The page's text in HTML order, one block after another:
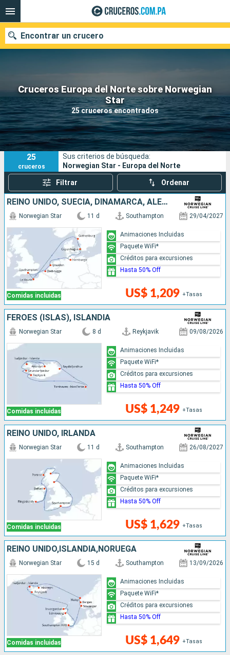
Cruceros Europa del Norte sobre Norwegian
Star
25 cruceros encontrados
Encontrar un crucero
Nuestros destinos
Fecha de salida
Puertos Compañías
Buscar
25
cruceros
Sus criterios de búsqueda:
Norwegian Star - Europa del Norte
Filtrar Ordenar
REINO UNIDO, SUECIA, DINAMARCA, ALEMANIA, PAISES BAJOS, BÉLGICA, FRANCIA
Comidas incluidas
Norwegian Star 11 d Southampton 29/04/2027
US$ 1,209 +Tasas
Animaciones Incluidas
Paquete WiFi*
Créditos para excursiones
Hasta 50% Off
FÉROES (ISLAS), ISLANDIA
Comidas incluidas
Norwegian Star 8 d Reykjavik 09/08/2026
US$ 1,249 +Tasas
Animaciones Incluidas
Paquete WiFi*
Créditos para excursiones
Hasta 50% Off
REINO UNIDO, IRLANDA
Comidas incluidas
Norwegian Star 11 d Southampton 26/08/2027
US$ 1,629 +Tasas
Animaciones Incluidas
Paquete WiFi*
Créditos para excursiones
Hasta 50% Off
REINO UNIDO,ISLANDIA,NORUEGA
Comidas incluidas
Norwegian Star 15 d Southampton 13/09/2026
US$ 1,649 +Tasas
Animaciones Incluidas
Paquete WiFi*
Créditos para excursiones
Hasta 50% Off